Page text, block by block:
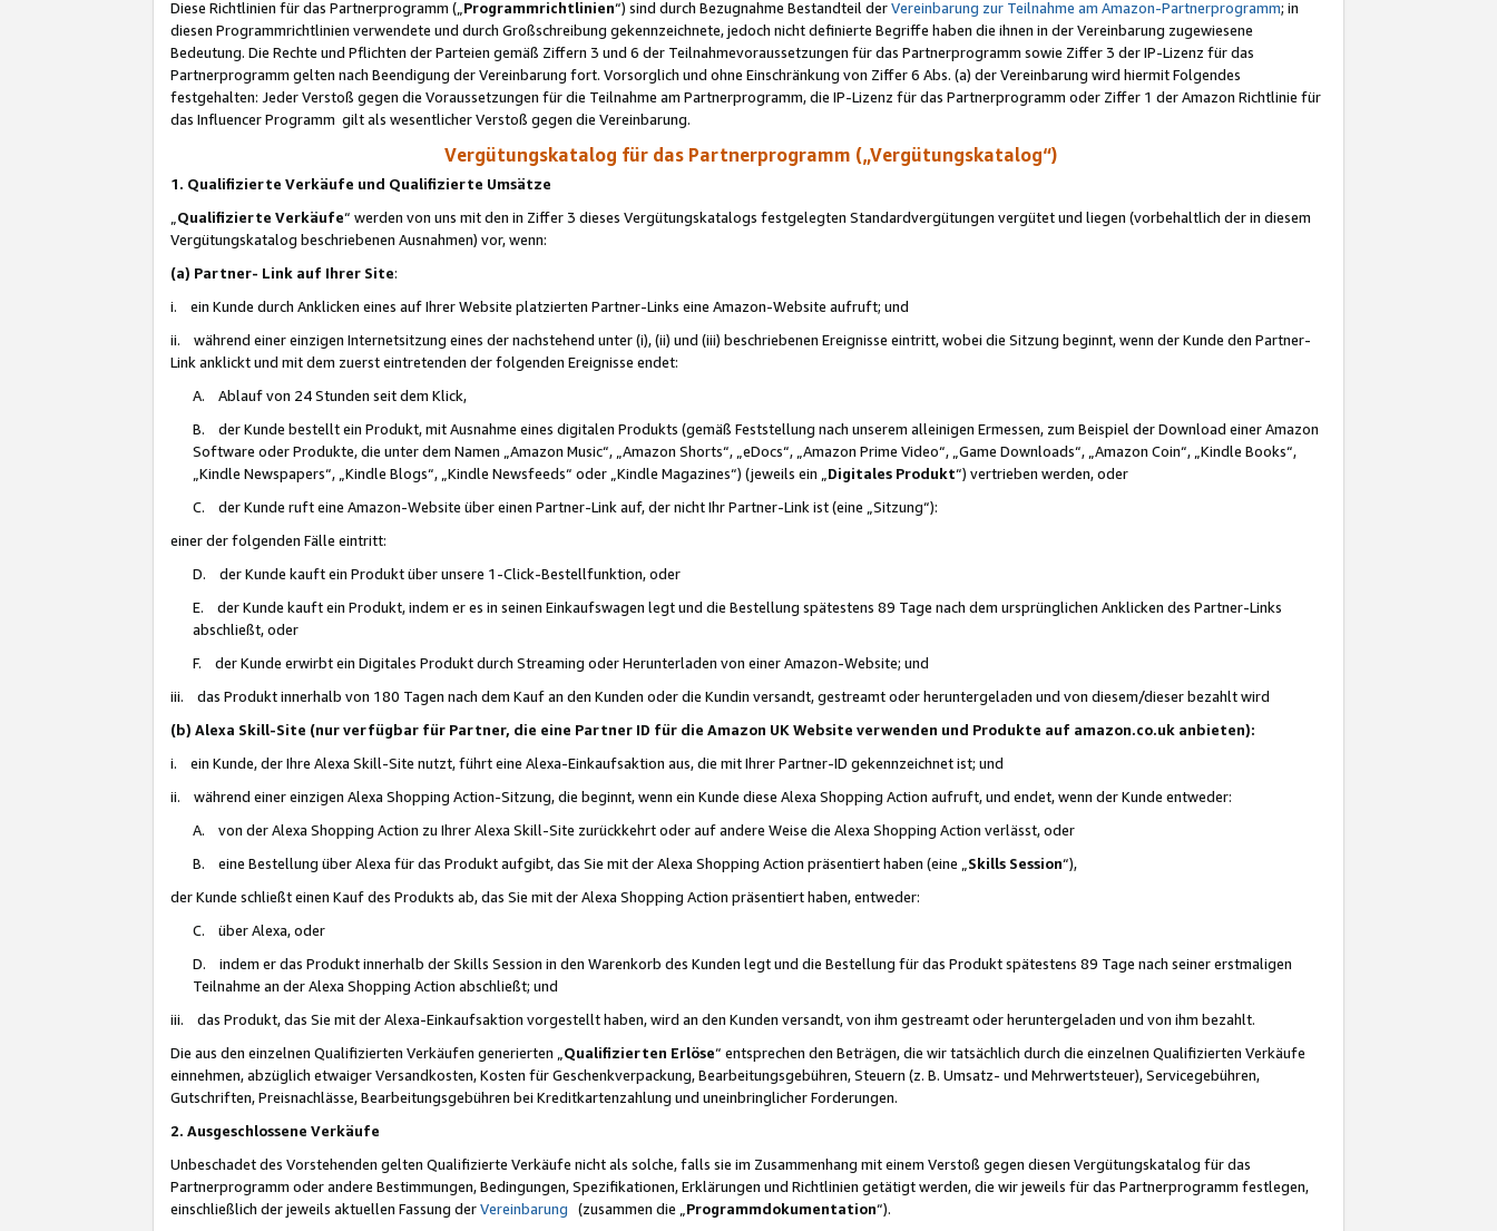
Diese Richtlinien für das Partnerprogramm („Programmrichtlinien“) sind durch Bezugnahme Bestandteil derVereinbarung zur Teilnahme am Amazon-Partnerprogramm; in
diesen Programmrichtlinien verwendete und durch Großschreibung gekennzeichnete, jedoch nicht definierte Begriffe haben die ihnen in der Vereinbarung zugewiesene
Bedeutung. Die Rechte und Pflichten der Parteien gemäß Ziffern 3 und 6 der Teilnahmevoraussetzungen für das Partnerprogramm sowie Ziffer 3 der IP-Lizenz für das
Partnerprogramm gelten nach Beendigung der Vereinbarung fort. Vorsorglich und ohne Einschränkung von Ziffer 6 Abs. (a) der Vereinbarung wird hiermit Folgendes
festgehalten: Jeder Verstoß gegen die Voraussetzungen für die Teilnahme am Partnerprogramm, die IP-Lizenz für das Partnerprogramm oder Ziffer 1 der Amazon Richtlinie für
das Influencer Programm gilt als wesentlicher Verstoß gegen die Vereinbarung.
Vergütungskatalog für das Partnerprogramm („Vergütungskatalog“)
1. Qualifizierte Verkäufe und Qualifizierte Umsätze
Qualifizierte Verkäufe“ werden von uns mit den in Ziffer 3 dieses Vergütungskatalogs festgelegten Standardvergütungen vergütet und liegen (vorbehaltlich der in diesem
Vergütungskatalog beschriebenen Ausnahmen) vor, wenn:
(a) Partner- Link auf Ihrer Site:
i. ein Kunde durch Anklicken eines auf Ihrer Website platzierten Partner-Links eine Amazon-Website aufruft; und
ii. während einer einzigen Internetsitzung eines der nachstehend unter (i), (ii) und (iii) beschriebenen Ereignisse eintritt, wobei die Sitzung beginnt, wenn der Kunde den Partner-
Link anklickt und mit dem zuerst eintretenden der folgenden Ereignisse endet:
A. Ablauf von 24 Stunden seit dem Klick,
B. der Kunde bestellt ein Produkt, mit Ausnahme eines digitalen Produkts (gemäß Feststellung nach unserem alleinigen Ermessen, zum Beispiel der Download einer Amazon
Software oder Produkte, die unter dem Namen „Amazon Music“, „Amazon Shorts“, „eDocs“, „Amazon Prime Video“, „Game Downloads“, „Amazon Coin“, „Kindle Books“,
„Kindle Newspapers“, „Kindle Blogs“, „Kindle Newsfeeds“ oder „Kindle Magazines“) (jeweils ein „ Digitales Produkt“) vertrieben werden, oder
C. der Kunde ruft eine Amazon-Website über einen Partner-Link auf, der nicht Ihr Partner-Link ist (eine „Sitzung“):
einer der folgenden Fälle eintritt:
D. der Kunde kauft ein Produkt über unsere 1-Click-Bestellfunktion, oder
E. der Kunde kauft ein Produkt, indem er es in seinen Einkaufswagen legt und die Bestellung spätestens 89 Tage nach dem ursprünglichen Anklicken des Partner-Links
abschließt, oder
F. der Kunde erwirbt ein Digitales Produkt durch Streaming oder Herunterladen von einer Amazon-Website; und
iii. das Produkt innerhalb von 180 Tagen nach dem Kauf an den Kunden oder die Kundin versandt, gestreamt oder heruntergeladen und von diesem/dieser bezahlt wird
(b) Alexa Skill-Site (nur verfügbar für Partner, die eine Partner ID für die Amazon UK Website verwenden und Produkte auf amazon.co.uk anbieten):
i. ein Kunde, der Ihre Alexa Skill-Site nutzt, führt eine Alexa-Einkaufsaktion aus, die mit Ihrer Partner-ID gekennzeichnet ist; und
ii. während einer einzigen Alexa Shopping Action-Sitzung, die beginnt, wenn ein Kunde diese Alexa Shopping Action aufruft, und endet, wenn der Kunde entweder:
A. von der Alexa Shopping Action zu Ihrer Alexa Skill-Site zurückkehrt oder auf andere Weise die Alexa Shopping Action verlässt, oder
B. eine Bestellung über Alexa für das Produkt aufgibt, das Sie mit der Alexa Shopping Action präsentiert haben (eine „ Skills Session“),
der Kunde schließt einen Kauf des Produkts ab, das Sie mit der Alexa Shopping Action präsentiert haben, entweder:
C. über Alexa, oder
D. indem er das Produkt innerhalb der Skills Session in den Warenkorb des Kunden legt und die Bestellung für das Produkt spätestens 89 Tage nach seiner erstmaligen
Teilnahme an der Alexa Shopping Action abschließt; und
iii. das Produkt, das Sie mit der Alexa-Einkaufsaktion vorgestellt haben, wird an den Kunden versandt, von ihm gestreamt oder heruntergeladen und von ihm bezahlt.
Die aus den einzelnen Qualifizierten Verkäufen generierten „ Qualifizierten Erlöse“ entsprechen den Beträgen, die wir tatsächlich durch die einzelnen Qualifizierten Verkäufe
einnehmen, abzüglich etwaiger Versandkosten, Kosten für Geschenkverpackung, Bearbeitungsgebühren, Steuern (z. B. Umsatz- und Mehrwertsteuer), Servicegebühren,
Gutschriften, Preisnachlässe, Bearbeitungsgebühren bei Kreditkartenzahlung und uneinbringlicher Forderungen.
2. Ausgeschlossene Verkäufe
Unbeschadet des Vorstehenden gelten Qualifizierte Verkäufe nicht als solche, falls sie im Zusammenhang mit einem Verstoß gegen diesen Vergütungskatalog für das
Partnerprogramm oder andere Bestimmungen, Bedingungen, Spezifikationen, Erklärungen und Richtlinien getätigt werden, die wir jeweils für das Partnerprogramm festlegen,
einschließlich der jeweils aktuellen Fassung derVereinbarung (zusammen die „ Programmdokumentation“).